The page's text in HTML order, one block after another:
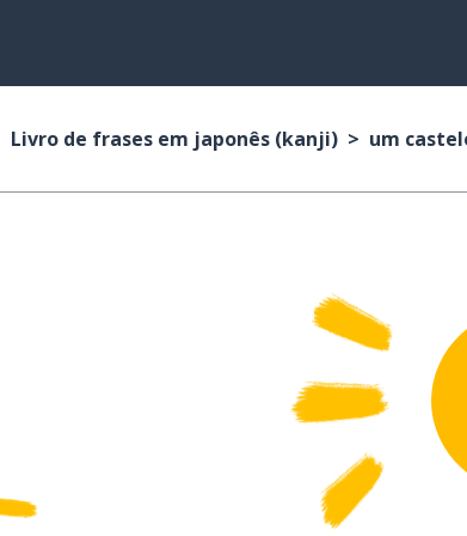
Livro de frases em japonês (kanji) um